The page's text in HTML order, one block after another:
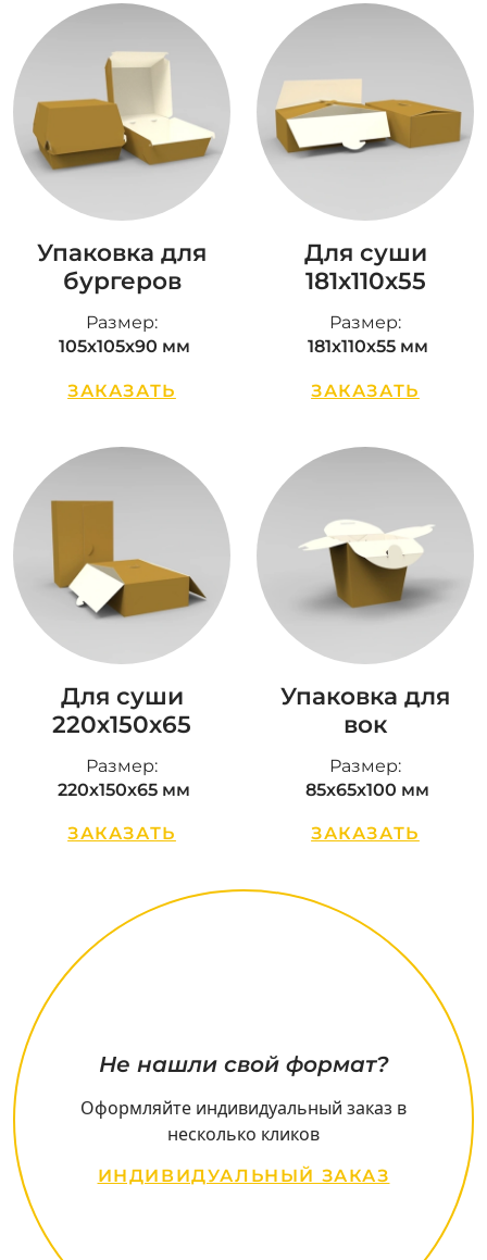
Упаковка для
бургеров
Размер:
105х105х90 мм
ЗАКАЗАТЬ
Для суши
181х110х55
Размер:
181х110х55 мм
ЗАКАЗАТЬ
Для суши
220х150х65
Размер:
220х150х65 мм
ЗАКАЗАТЬ
Упаковка для
вок
Размер:
85х65х100 мм
ЗАКАЗАТЬ
Не нашли свой формат?
Оформляйте индивидуальный заказ в
несколько кликов
ИНДИВИДУАЛЬНЫЙ ЗАКАЗ